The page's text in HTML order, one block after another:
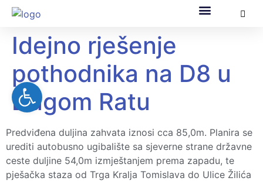
Idejno rješenje
pothodnika na D8 u
Dugom Ratu
Predviđena duljina zahvata iznosi cca 85,0m. Planira se
urediti autobusno ugibalište sa sjeverne strane državne
ceste duljine 54,0m izmještanjem prema zapadu, te
pješačka staza od Trga Kralja Tomislava do Ulice Žilića
Open toolbar